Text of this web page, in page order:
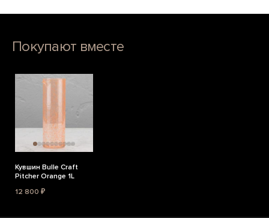
Покупают вместе
Кувшин Bulle Craft
Pitcher Orange 1L
12 800 ₽